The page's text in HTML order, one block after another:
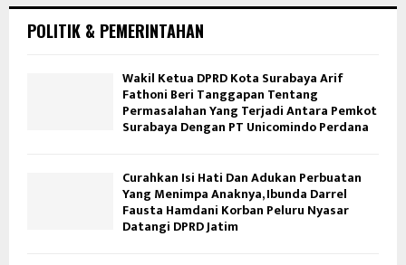
POLITIK & PEMERINTAHAN
Wakil Ketua DPRD Kota Surabaya Arif
Fathoni Beri Tanggapan Tentang
Permasalahan Yang Terjadi Antara Pemkot
Surabaya Dengan PT Unicomindo Perdana
Curahkan Isi Hati Dan Adukan Perbuatan
Yang Menimpa Anaknya, Ibunda Darrel
Fausta Hamdani Korban Peluru Nyasar
Datangi DPRD Jatim